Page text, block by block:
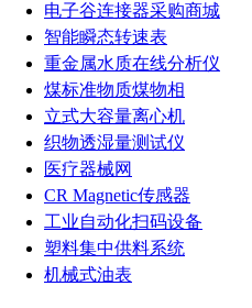
电子谷连接器采购商城
智能瞬态转速表
重金属水质在线分析仪
煤标准物质煤物相
立式大容量离心机
织物透湿量测试仪
医疗器械网
CR Magnetic传感器
工业自动化扫码设备
塑料集中供料系统
机械式油表